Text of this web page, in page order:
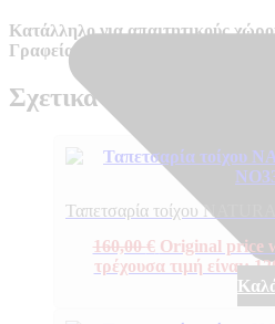
Κατάλληλο για απαιτητικούς
Γραφεία κ.α.
Σχετικά προϊόντα
Ταπετσαρία τοίχου
160,00€ Original price
τρέχουσα τιμή είναι: